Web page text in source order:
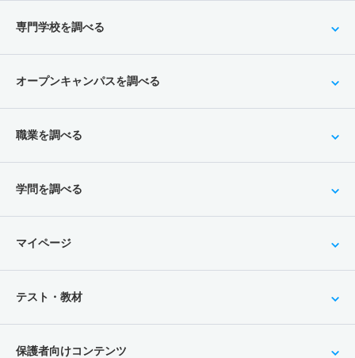
専門学校を調べる
オープンキャンパスを調べる
職業を調べる
学問を調べる
マイページ
テスト・教材
保護者向けコンテンツ